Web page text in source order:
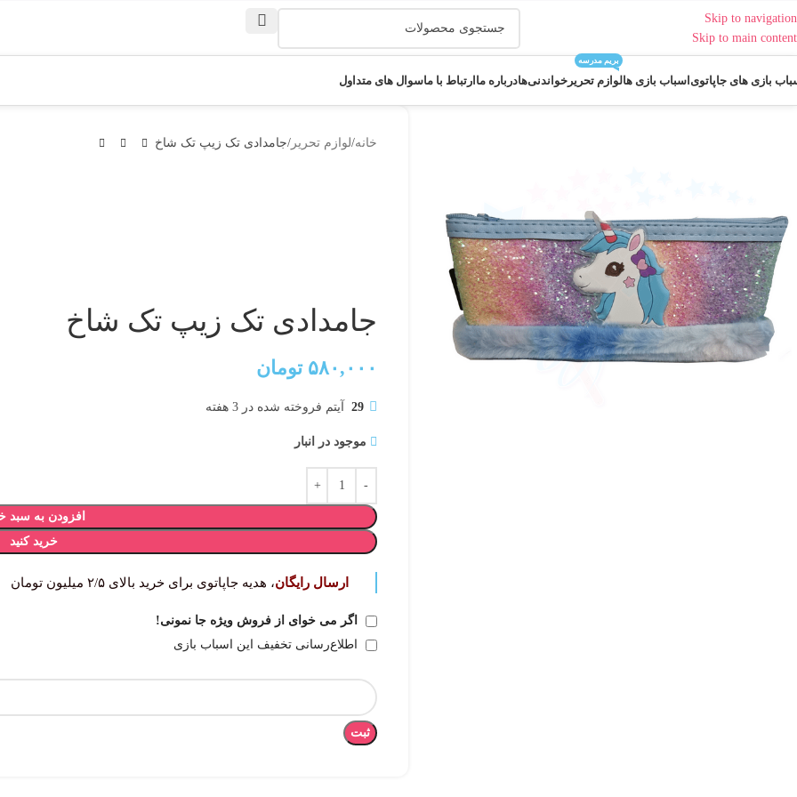
Skip to navigation
Skip to main content
بازی های جاپاتویاسباب بازی هالوازم تحریر
بریم مدرسه
خواندنی‌هادرباره ماارتباط با ماسوال های متداول
خانه لوازم تحریر جامدادی تک زیپ تک شاخ
جامدادی تک زیپ تک شاخ
۵۸۰,۰۰۰ تومان
29 آیتم فروخته شده در 3 هفته
موجود در انبار
افزودن به سبد
خرید کنید
ارسال رایگان، هدیه جاپاتوی برای خرید بالای ۲/۵ میلیون تومان
اگر می خوای از فروش ویژه جا نمونی!
اطلاع‌رسانی تخفیف این اسباب بازی
ثبت